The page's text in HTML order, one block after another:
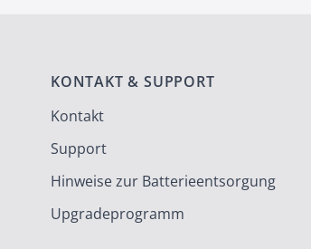
KONTAKT & SUPPORT
Kontakt
Support
Hinweise zur Batterieentsorgung
Upgradeprogramm